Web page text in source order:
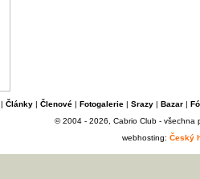
| Články| Členové| Fotogalerie| Srazy| Bazar|
© 2004 - 2026, Cabrio Club - všechna
webhosting: Český